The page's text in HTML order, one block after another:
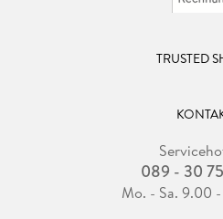
TRUSTED
089 - 30
Mo. - Sa. 9.00